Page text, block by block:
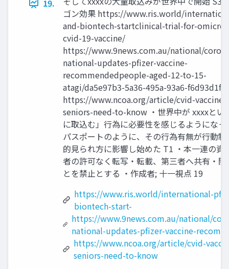
19.
ゴン効果 https://www.ris.world/
and-biontech-startclinical-trial-for-
cvid-19-vaccine/
https://www.9news.com.au/national/
national-updates-pfizer-vaccine-
recommendedpeople-aged-12-to-15-
atagi/da5e97b3-5a36-495a-93a6-
https://www.ncoa.org/article/cvid-
seniors-need-to-know ・世界中が xxxxとい
に取込む」行為に必要性を感じるようにな
パスポートのように、その行為有無が行動
的見られ方に影響し始めた T1 ・本一連の資
者の許可なく転写・転載、第三者へ共有・
とを禁止とする ・作成者; 十一視点 19
https://www.ris.world/international-
biontech-start-
https://www.9news.com.au/national/
national-updates-pfizer-vaccine-
https://www.ncoa.org/article/cvid-
seniors-need-to-know